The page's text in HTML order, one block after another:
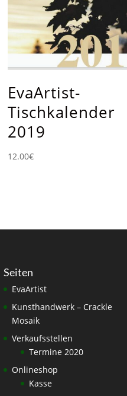
EvaArtist-
Tischkalender
2019
12.00€
Seiten
EvaArtist
Kunsthandwerk – Crackle
Mosaik
Verkaufsstellen
Termine 2020
Onlineshop
Kasse